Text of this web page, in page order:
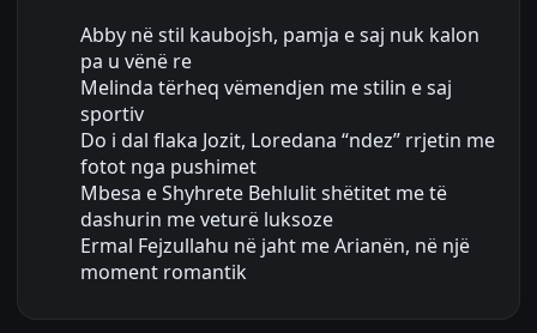
Abby në stil kaubojsh, pamja e saj nuk kalon
pa u vënë re
Melinda tërheq vëmendjen me stilin e saj
sportiv
Do i dal flaka Jozit, Loredana “ndez” rrjetin me
fotot nga pushimet
Mbesa e Shyhrete Behlulit shëtitet me të
dashurin me veturë luksoze
Ermal Fejzullahu në jaht me Arianën, në një
moment romantik